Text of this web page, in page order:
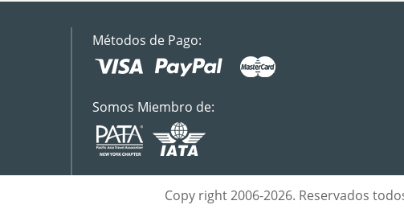
Métodos de Pago:
Somos Miembro de:
Copy right 2006-2026. Reservados